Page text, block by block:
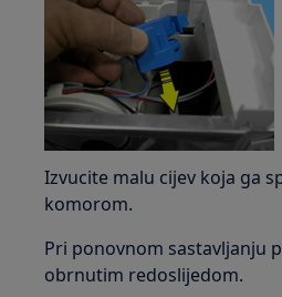
Izvucite malu cijev koja ga
komorom.
Pri ponovnom sastavljanju
obrnutim redoslijedom.